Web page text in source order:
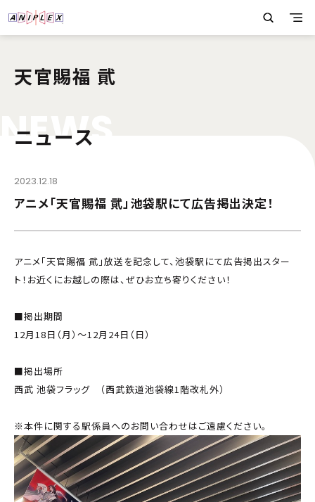
天官賜福 貮
NEWS
ニュース
2023.12.18
アニメ「天官賜福 貮」池袋駅にて広告掲出決定！
アニメ｢天官賜福 貮」放送を記念して、池袋駅にて広告掲出スター
ト！お近くにお越しの際は、ぜひお立ち寄りください！
■掲出期間
12月18日（月）～12月24日（日）
■掲出場所
西武 池袋フラッグ （西武鉄道池袋線1階改札外）
※本件に関する駅係員へのお問い合わせはご遠慮ください。